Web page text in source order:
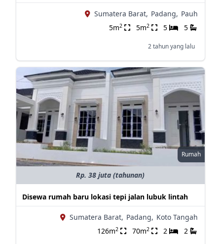
Sumatera Barat, Padang, Pauh
5m2 5m2 5 5
2 tahun yang lalu
Rumah
Rp. 38 juta (tahunan)
Disewa rumah baru lokasi tepi jalan lubuk lintah
Sumatera Barat, Padang, Koto Tangah
126m2 70m2 2 2